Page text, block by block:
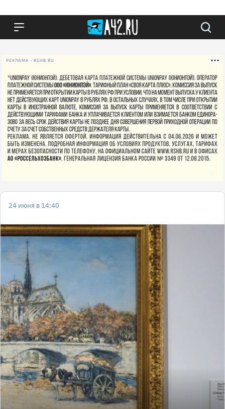
РЕКЛАМА • RSHB.RU
24 июня в 14:40